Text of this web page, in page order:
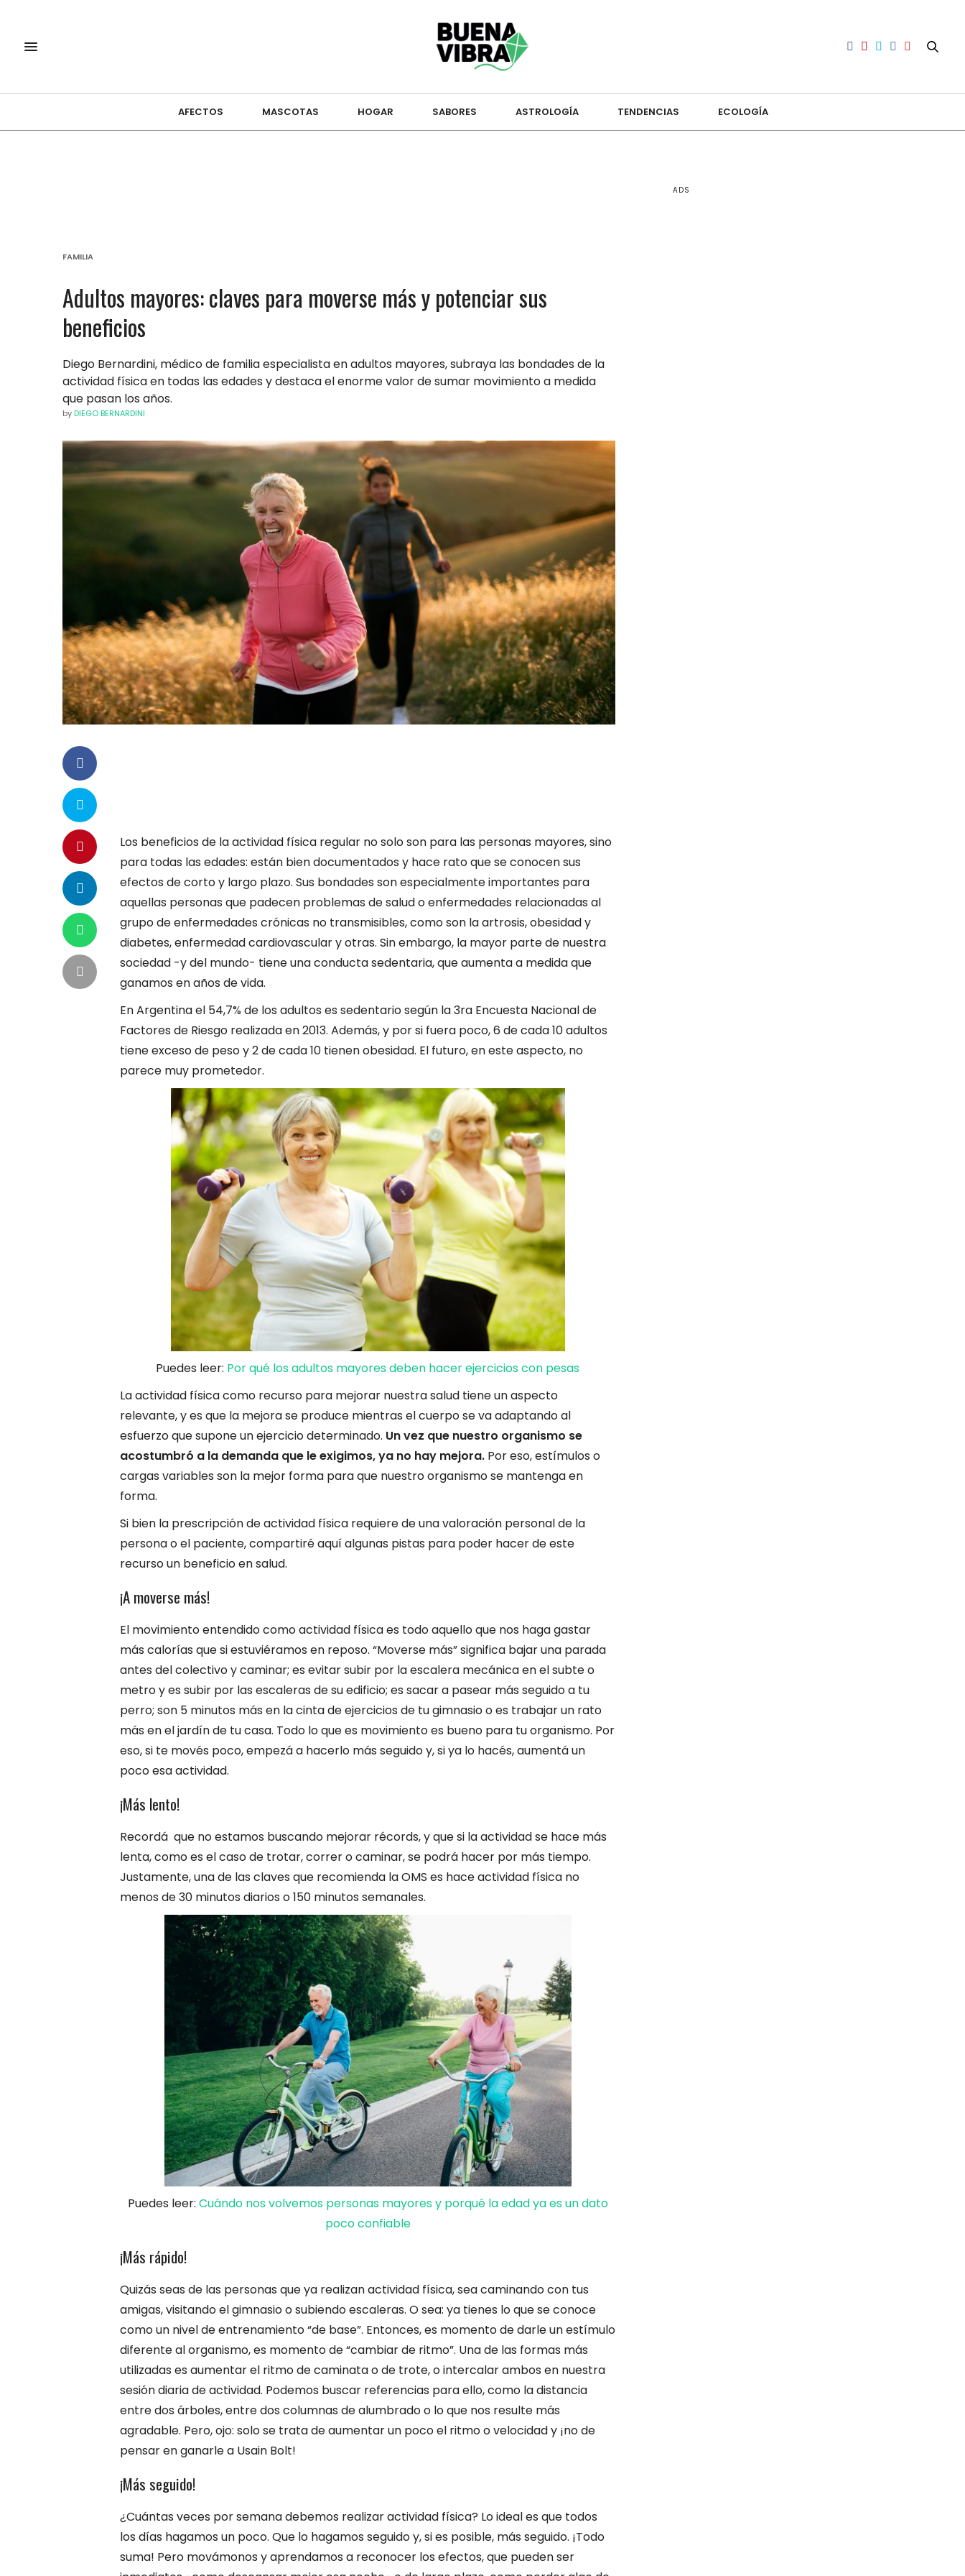
AFECTOS MASCOTAS HOGAR SABORES ASTROLOGÍA TENDENCIAS ECOLOGÍA
FAMILIA
Adultos mayores: claves para moverse más y potenciar sus
beneficios
Diego Bernardini, médico de familia especialista en adultos mayores, subraya las bondades de la
actividad física en todas las edades y destaca el enorme valor de sumar movimiento a medida
que pasan los años.
by DIEGO BERNARDINI
Los beneficios de la actividad física regular no solo son para las personas mayores, sino
para todas las edades: están bien documentados y hace rato que se conocen sus
efectos de corto y largo plazo. Sus bondades son especialmente importantes para
aquellas personas que padecen problemas de salud o enfermedades relacionadas al
grupo de enfermedades crónicas no transmisibles, como son la artrosis, obesidad y
diabetes, enfermedad cardiovascular y otras. Sin embargo, la mayor parte de nuestra
sociedad -y del mundo- tiene una conducta sedentaria, que aumenta a medida que
ganamos en años de vida.
En Argentina el 54,7% de los adultos es sedentario según la 3ra Encuesta Nacional de
Factores de Riesgo realizada en 2013. Además, y por si fuera poco, 6 de cada 10 adultos
tiene exceso de peso y 2 de cada 10 tienen obesidad. El futuro, en este aspecto, no
parece muy prometedor.
Puedes leer: Por qué los adultos mayores deben hacer ejercicios con pesas
La actividad física como recurso para mejorar nuestra salud tiene un aspecto
relevante, y es que la mejora se produce mientras el cuerpo se va adaptando al
esfuerzo que supone un ejercicio determinado. Un vez que nuestro organismo se
acostumbró a la demanda que le exigimos, ya no hay mejora. Por eso, estímulos o
cargas variables son la mejor forma para que nuestro organismo se mantenga en
forma.
Si bien la prescripción de actividad física requiere de una valoración personal de la
persona o el paciente, compartiré aquí algunas pistas para poder hacer de este
recurso un beneficio en salud.
¡A moverse más!
El movimiento entendido como actividad física es todo aquello que nos haga gastar
más calorías que si estuviéramos en reposo. “Moverse más” significa bajar una parada
antes del colectivo y caminar; es evitar subir por la escalera mecánica en el subte o
metro y es subir por las escaleras de su edificio; es sacar a pasear más seguido a tu
perro; son 5 minutos más en la cinta de ejercicios de tu gimnasio o es trabajar un rato
más en el jardín de tu casa. Todo lo que es movimiento es bueno para tu organismo. Por
eso, si te movés poco, empezá a hacerlo más seguido y, si ya lo hacés, aumentá un
poco esa actividad.
¡Más lento!
Recordá que no estamos buscando mejorar récords, y que si la actividad se hace más
lenta, como es el caso de trotar, correr o caminar, se podrá hacer por más tiempo.
Justamente, una de las claves que recomienda la OMS es hace actividad física no
menos de 30 minutos diarios o 150 minutos semanales.
Puedes leer: Cuándo nos volvemos personas mayores y porqué la edad ya es un dato
poco confiable
¡Más rápido!
Quizás seas de las personas que ya realizan actividad física, sea caminando con tus
amigas, visitando el gimnasio o subiendo escaleras. O sea: ya tienes lo que se conoce
como un nivel de entrenamiento “de base”. Entonces, es momento de darle un estímulo
diferente al organismo, es momento de “cambiar de ritmo”. Una de las formas más
utilizadas es aumentar el ritmo de caminata o de trote, o intercalar ambos en nuestra
sesión diaria de actividad. Podemos buscar referencias para ello, como la distancia
entre dos árboles, entre dos columnas de alumbrado o lo que nos resulte más
agradable. Pero, ojo: solo se trata de aumentar un poco el ritmo o velocidad y ¡no de
pensar en ganarle a Usain Bolt!
¡Más seguido!
¿Cuántas veces por semana debemos realizar actividad física? Lo ideal es que todos
los días hagamos un poco. Que lo hagamos seguido y, si es posible, más seguido. ¡Todo
suma! Pero movámonos y aprendamos a reconocer los efectos, que pueden ser
ADS